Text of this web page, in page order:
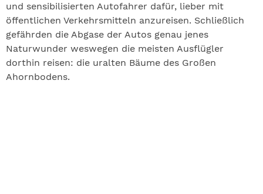
und sensibilisierten Autofahrer dafür, lieber mit
öffentlichen Verkehrsmitteln anzureisen. Schließlich
gefährden die Abgase der Autos genau jenes
Naturwunder weswegen die meisten Ausflügler
dorthin reisen: die uralten Bäume des Großen
Ahornbodens.